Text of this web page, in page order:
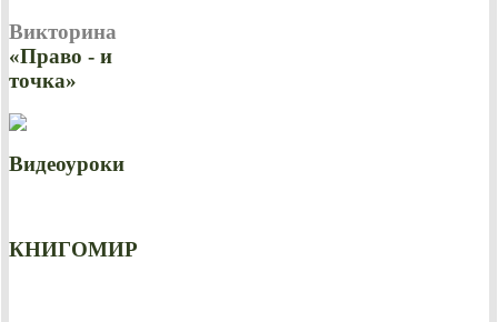
Викторина
«Право - и
точка»
Видеоуроки
КНИГОМИР